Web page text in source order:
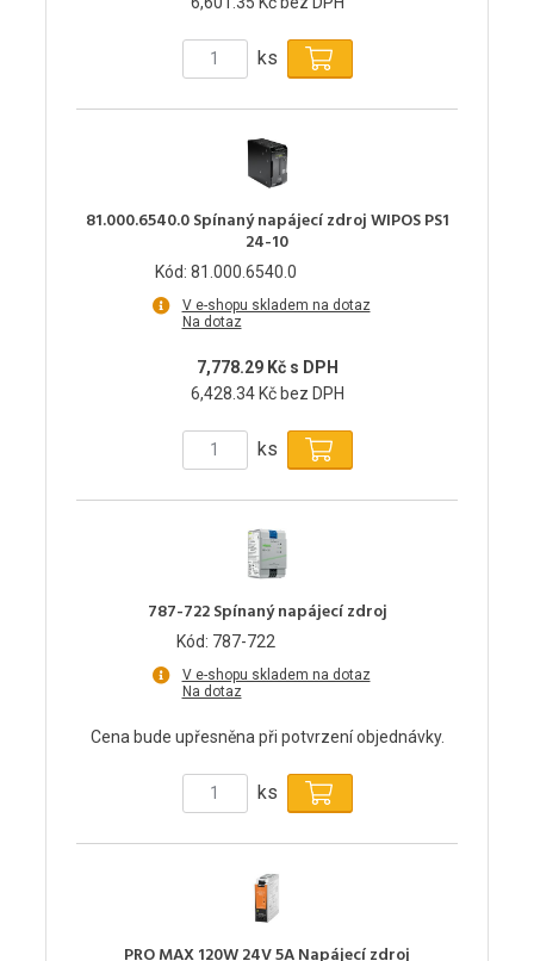
ks
81.000.6540.0 Spínaný napájecí zdroj WIPOS PS1
24-10
Kód: 81.000.6540.0
V e-shopu skladem na dotaz
Na dotaz
7,778.29 Kč s DPH
6,428.34 Kč bez DPH
ks
787-722 Spínaný napájecí zdroj
Kód: 787-722
V e-shopu skladem na dotaz
Na dotaz
Cena bude upřesněna při potvrzení objednávky.
ks